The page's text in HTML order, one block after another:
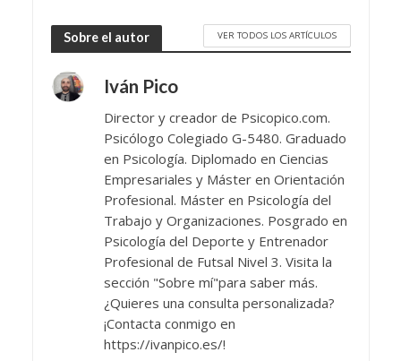
Sobre el autor VER TODOS LOS ARTÍCULOS
Iván Pico
Director y creador de Psicopico.com.
Psicólogo Colegiado G-5480. Graduado
en Psicología. Diplomado en Ciencias
Empresariales y Máster en Orientación
Profesional. Máster en Psicología del
Trabajo y Organizaciones. Posgrado en
Psicología del Deporte y Entrenador
Profesional de Futsal Nivel 3. Visita la
sección "Sobre mí"para saber más.
¿Quieres una consulta personalizada?
¡Contacta conmigo en
https://ivanpico.es/!